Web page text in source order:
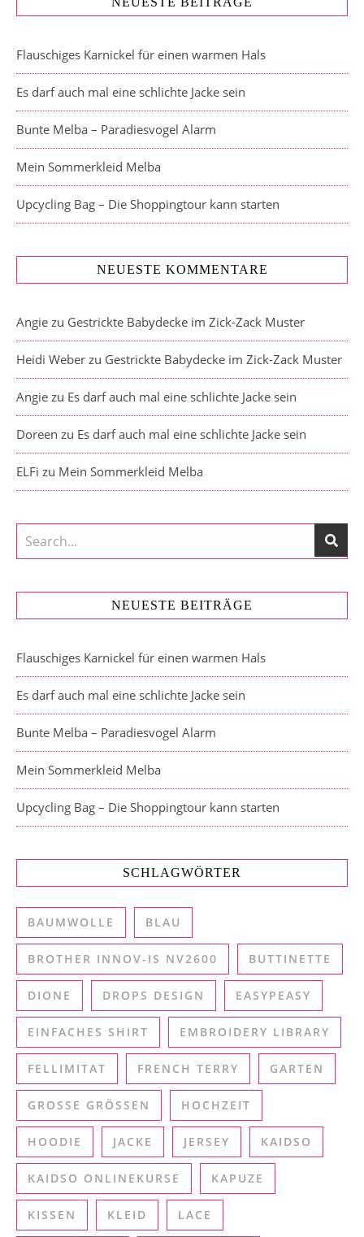
Flauschiges Karnickel für einen warmen Hals
Es darf auch mal eine schlichte Jacke sein
Bunte Melba – Paradiesvogel Alarm
Mein Sommerkleid Melba
Upcycling Bag – Die Shoppingtour kann starten
NEUESTE KOMMENTARE
Angie zu Gestrickte Babydecke im Zick-Zack Muster
Heidi Weber zu Gestrickte Babydecke im Zick-Zack Muster
Angie zu Es darf auch mal eine schlichte Jacke sein
Doreen zu Es darf auch mal eine schlichte Jacke sein
ELFi zu Mein Sommerkleid Melba
NEUESTE BEITRÄGE
Flauschiges Karnickel für einen warmen Hals
Es darf auch mal eine schlichte Jacke sein
Bunte Melba – Paradiesvogel Alarm
Mein Sommerkleid Melba
Upcycling Bag – Die Shoppingtour kann starten
SCHLAGWÖRTER
BAUMWOLLE BLAU
BROTHER INNOV-IS NV2600 BUTTINETTE
DIONE DROPS DESIGN EASYPEASY
EINFACHES SHIRT EMBROIDERY LIBRARY
FELLIMITAT FRENCH TERRY GARTEN
GROSSE GRÖSSEN HOCHZEIT
HOODIE JACKE JERSEY KAIDSO
KAIDSO ONLINEKURSE KAPUZE
KISSEN KLEID LACE